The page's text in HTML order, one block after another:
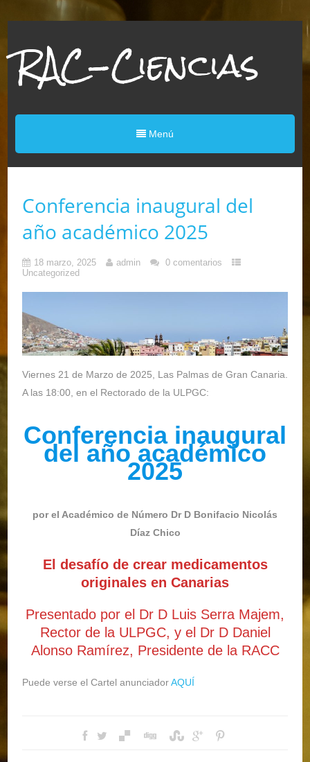
RAC-Ciencias
Menú
Conferencia inaugural del
año académico 2025
18 marzo, 2025 admin
0 comentarios
Uncategorized
Viernes 21 de Marzo de 2025, Las Palmas de Gran Canaria.
A las 18:00, en el Rectorado de la ULPGC:
Conferencia inaugural
del año académico
2025
por el Académico de Número Dr D Bonifacio Nicolás
Díaz Chico
El desafío de crear medicamentos
originales en Canarias
Presentado por el Dr D Luis Serra Majem,
Rector de la ULPGC, y el Dr D Daniel
Alonso Ramírez, Presidente de la RACC
Puede verse el Cartel anunciadorAQUÍ